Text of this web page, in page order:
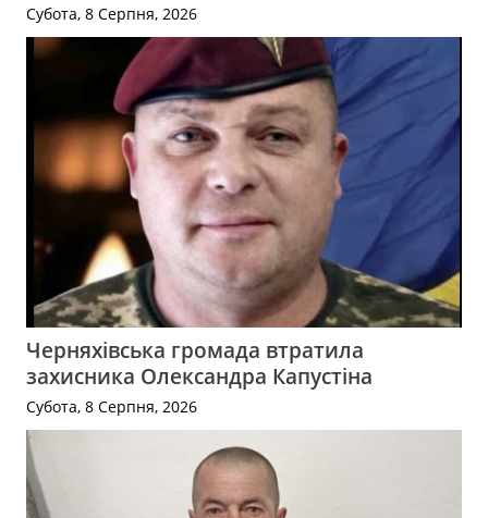
Субота, 8 Серпня, 2026
Черняхівська громада втратила
захисника Олександра Капустіна
Субота, 8 Серпня, 2026